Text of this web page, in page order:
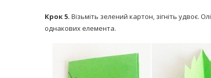
Крок 5. Візьміть зелений картон, зігніть удвоє.
однакових елемента.